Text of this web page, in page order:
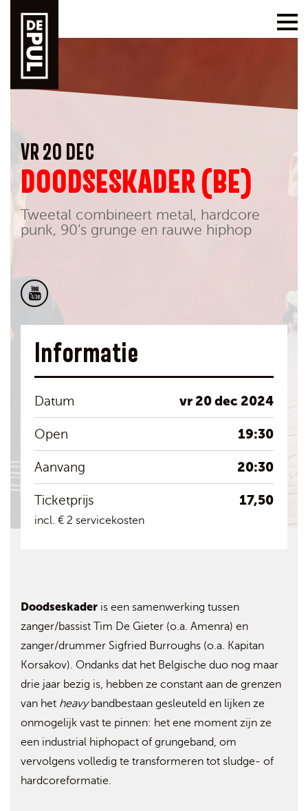
VR 20 DEC
DOODSESKADER (BE)
Tweetal combineert metal, hardcore
punk, 90’s grunge en rauwe hiphop
Informatie
Datum vr 20 dec 2024
Open 19:30
Aanvang 20:30
Ticketprijs 17,50
incl. € 2 servicekosten
Doodseskader is een samenwerking tussen
zanger/bassist Tim De Gieter (o.a. Amenra) en
zanger/drummer Sigfried Burroughs (o.a. Kapitan
Korsakov). Ondanks dat het Belgische duo nog maar
drie jaar bezig is, hebben ze constant aan de grenzen
van het heavybandbestaan gesleuteld en lijken ze
onmogelijk vast te pinnen: het ene moment zijn ze
een industrial hiphopact of grungeband, om
vervolgens volledig te transformeren tot sludge- of
hardcoreformatie.